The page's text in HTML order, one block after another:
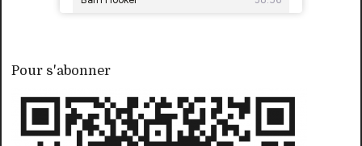
Pour s'abonner